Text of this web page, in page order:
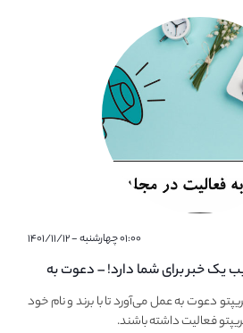
۰۱:۰۰ چهارشنبه - ۱۴۰۱/۱۱/۱۲
یک خبر برای شما دارد! – دعوت به
دعوت به عمل می‌آورد تا با برند و نام خود
فعالیت داشته باشند.